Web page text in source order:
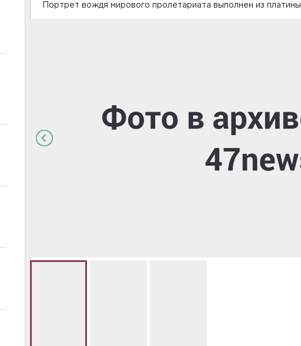
Портрет вождя мирового пролетариата выполнен из платины.